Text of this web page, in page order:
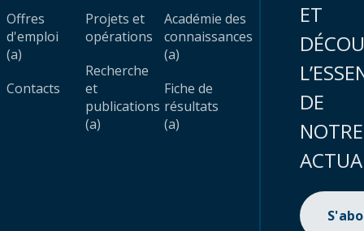
Offres
d'emploi
(a)
Contacts
Projets et
opérations
Recherche
et
publications
(a)
Académie des
connaissances
(a)
Fiche de
résultats
(a)
ET
DE
NOTRE